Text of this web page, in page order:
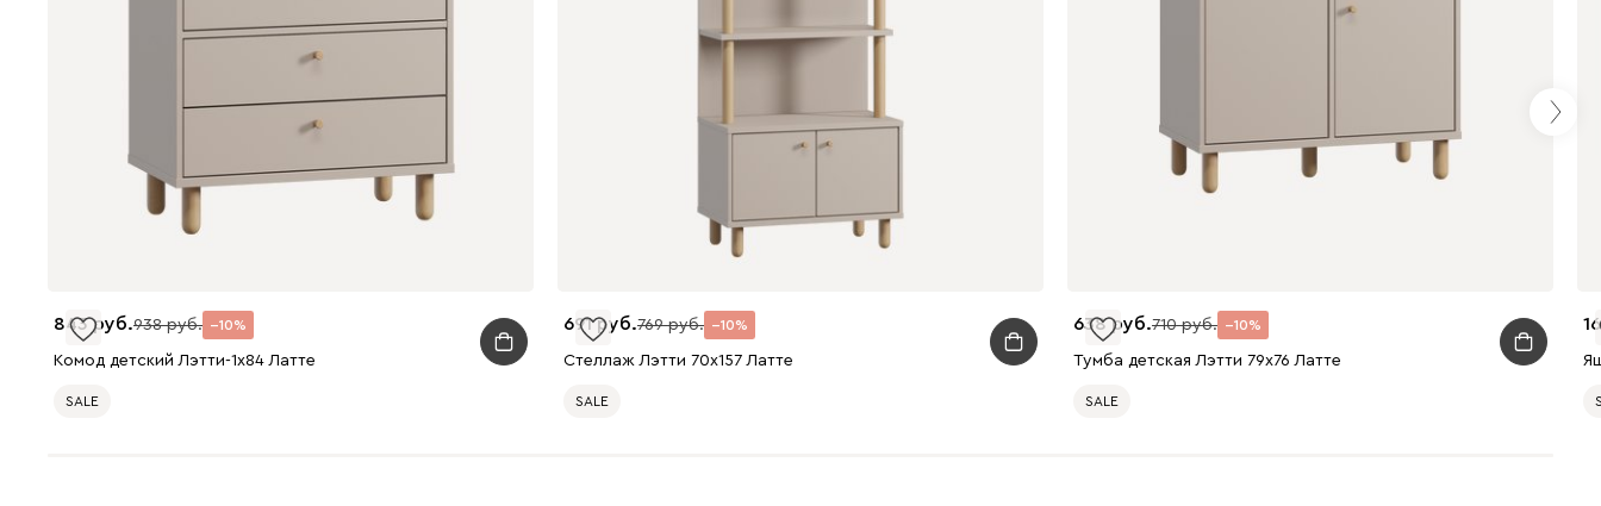
843 938 10
Комод детский Лэтти-1x84 Латте
SALE
691 769 10
Стеллаж Лэтти 70x157 Латте
SALE
638 710 10
Тумба детская Лэтти 79x76 Латте
SALE